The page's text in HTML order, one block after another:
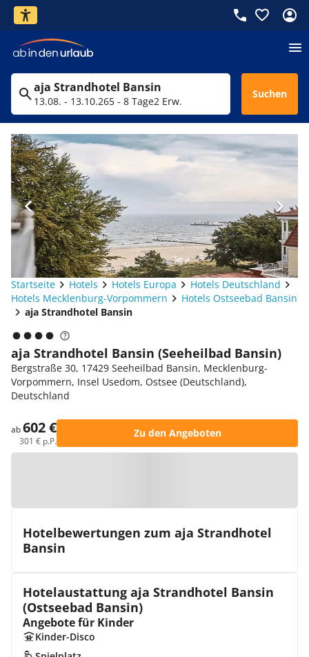
aja Strandhotel Bansin
13.08. - 13.10.265 - 8 Tage2 Erw.
Suchen
Startseite Hotels Hotels Europa
Hotels Deutschland
Hotels Mecklenburg-Vorpommern
Hotels Ostseebad Bansin
aja Strandhotel Bansin
aja Strandhotel Bansin (Seeheilbad Bansin)
Bergstraße 30, 17429 Seeheilbad Bansin, Mecklenburg-
Vorpommern, Insel Usedom, Ostsee (Deutschland),
Deutschland
ab602 €
301 € p.P.
Zu den Angeboten
Hotelbewertungen zum aja Strandhotel
Bansin
Hotelaustattung aja Strandhotel Bansin
(Ostseebad Bansin)
Angebote für Kinder
Kinder-Disco